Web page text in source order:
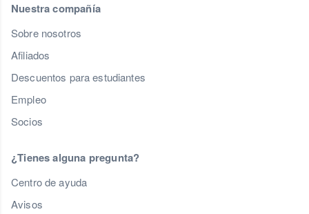
Nuestra compañía
Sobre nosotros
Afiliados
Descuentos para estudiantes
Empleo
Socios
¿Tienes alguna pregunta?
Centro de ayuda
Avisos